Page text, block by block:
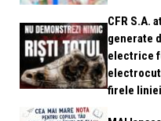
CFR S.A.
generate
electrice
firele